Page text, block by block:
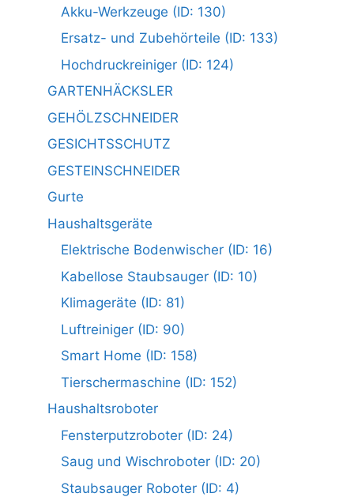
Akku-Werkzeuge (ID: 130)
Ersatz- und Zubehörteile (ID: 133)
Hochdruckreiniger (ID: 124)
GARTENHÄCKSLER
GEHÖLZSCHNEIDER
GESICHTSSCHUTZ
GESTEINSCHNEIDER
Gurte
Haushaltsgeräte
Elektrische Bodenwischer (ID: 16)
Kabellose Staubsauger (ID: 10)
Klimageräte (ID: 81)
Luftreiniger (ID: 90)
Smart Home (ID: 158)
Tierschermaschine (ID: 152)
Haushaltsroboter
Fensterputzroboter (ID: 24)
Saug und Wischroboter (ID: 20)
Staubsauger Roboter (ID: 4)